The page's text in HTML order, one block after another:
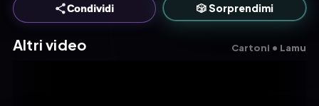
Condividi 🎲 Sorprendimi
Altri video Cartoni • Lamu